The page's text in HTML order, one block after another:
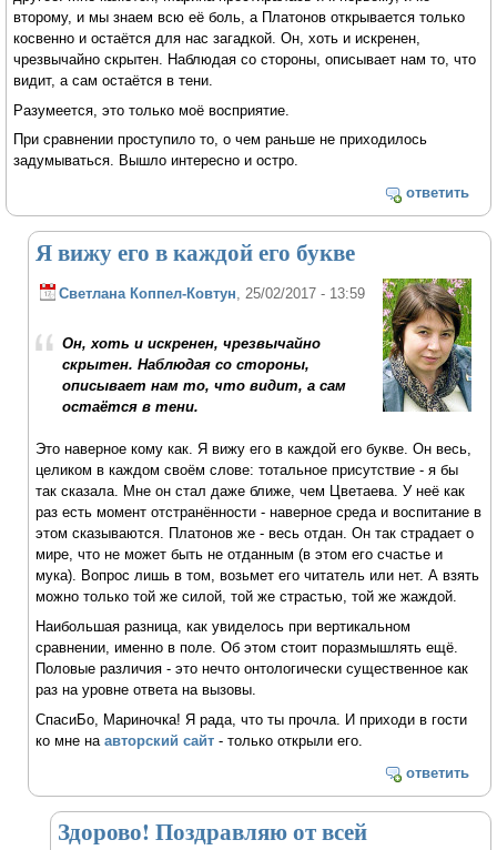
второму, и мы знаем всю её боль, а Платонов открывается только
косвенно и остаётся для нас загадкой. Он, хоть и искренен,
чрезвычайно скрытен. Наблюдая со стороны, описывает нам то, что
видит, а сам остаётся в тени.
Разумеется, это только моё восприятие.
При сравнении проступило то, о чем раньше не приходилось
задумываться. Вышло интересно и остро.
ответить
Я вижу его в каждой его букве
Светлана Коппел-Ковтун, 25/02/2017 - 13:59
Он, хоть и искренен, чрезвычайно
скрытен. Наблюдая со стороны,
описывает нам то, что видит, а сам
остаётся в тени.
Это наверное кому как. Я вижу его в каждой его букве. Он весь,
целиком в каждом своём слове: тотальное присутствие - я бы
так сказала. Мне он стал даже ближе, чем Цветаева. У неё как
раз есть момент отстранённости - наверное среда и воспитание в
этом сказываются. Платонов же - весь отдан. Он так страдает о
мире, что не может быть не отданным (в этом его счастье и
мука). Вопрос лишь в том, возьмет его читатель или нет. А взять
можно только той же силой, той же страстью, той же жаждой.
Наибольшая разница, как увиделось при вертикальном
сравнении, именно в поле. Об этом стоит поразмышлять ещё.
Половые различия - это нечто онтологически существенное как
раз на уровне ответа на вызовы.
СпасиБо, Мариночка! Я рада, что ты прочла. И приходи в гости
ко мне наавторский сайт - только открыли его.
ответить
Здорово! Поздравляю от всей